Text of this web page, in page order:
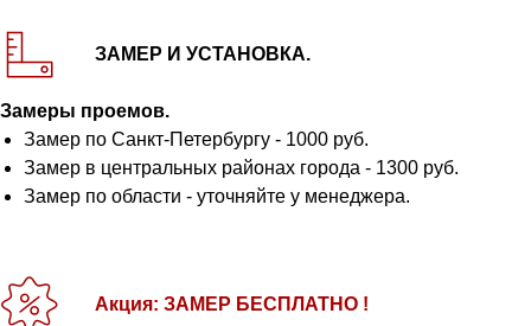
ЗАМЕР И УСТАНОВКА.
Замеры проемов.
Замер по Санкт-Петербургу - 1000 руб.
Замер в центральных районах города - 1300 руб.
Замер по области - уточняйте у менеджера.
Акция: ЗАМЕР БЕСПЛАТНО !